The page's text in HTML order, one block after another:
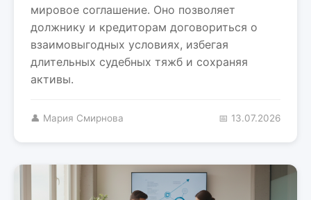
мировое соглашение. Оно позволяет
должнику и кредиторам договориться о
взаимовыгодных условиях, избегая
длительных судебных тяжб и сохраняя
активы.
👤 Мария Смирнова 📅 13.07.2026